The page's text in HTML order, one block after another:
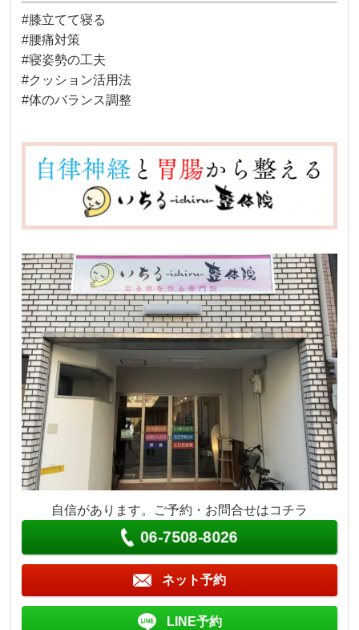
#膝立てて寝る
#腰痛対策
#寝姿勢の工夫
#クッション活用法
#体のバランス調整
自信があります。ご予約・お問合せはコチラ
06-7508-8026
ネット予約
LINE予約